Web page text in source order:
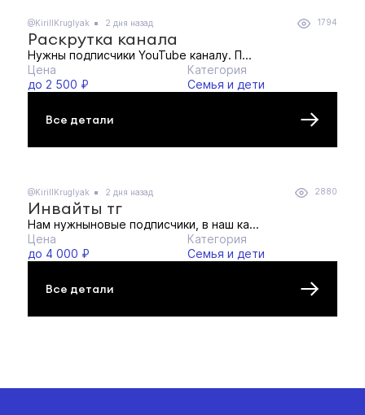
@KirillKruglyak 2 дня назад 1794
Раскрутка канала
Нужны подписчики YouTube каналу. П...
Цена
до 2 500 ₽
Категория
Семья и дети
Все детали
@KirillKruglyak 2 дня назад 2880
Инвайты тг
Нам нужныновые подписчики, в наш ка...
Цена
до 4 000 ₽
Категория
Семья и дети
Все детали